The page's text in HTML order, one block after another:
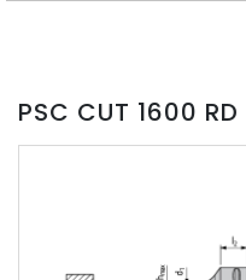
PSC CUT 1600